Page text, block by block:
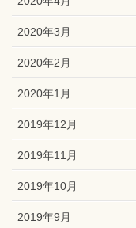
2020年3月
2020年2月
2020年1月
2019年12月
2019年11月
2019年10月
2019年9月